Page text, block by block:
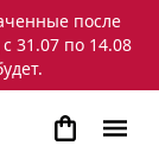
после
31.07 по 14.08